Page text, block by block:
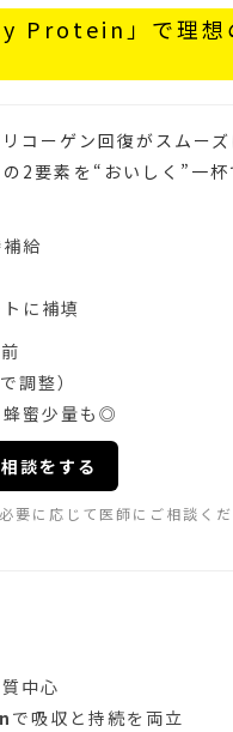
Protein」で理想
コーゲン回復がスムーズ
の2要素を“おいしく”一
給
に補填
調整）
蜂蜜少量も◎
談をする
に応じて医師にご相談くだ
中心
で吸収と持続を両立